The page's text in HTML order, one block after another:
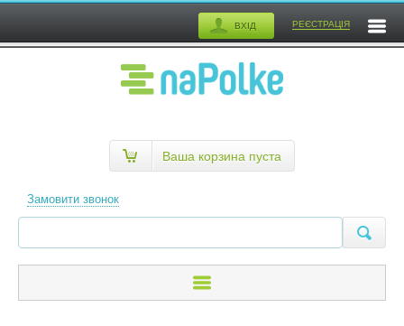
ВХІД РЕЄСТРАЦІЯ
Замовити звонок
Ваша корзина пуста